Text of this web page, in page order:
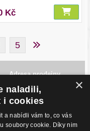
Kč
5
Adresa prodejny
Havlíčkovo Nábřeží 28,
702 00, Ostrava
Česká Republika
×
naladili,
i cookies
a nabídli vám to, co vás
soubory cookie. Díky nim